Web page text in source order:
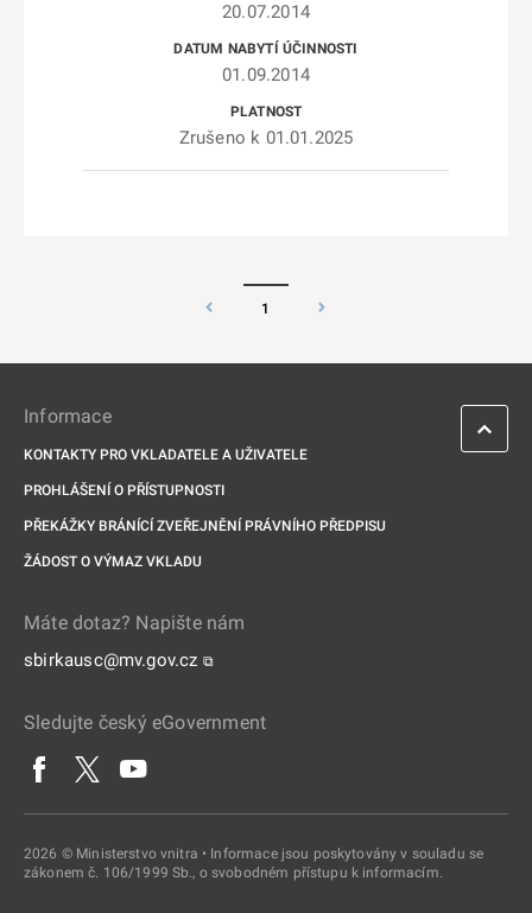
20.07.2014
01.09.2014
Zrušeno k 01.01.2025
1
Informace
KONTAKTY PRO VKLADATELE A UŽIVATELE
PROHLÁŠENÍ O PŘÍSTUPNOSTI
PŘEKÁŽKY BRÁNÍCÍ ZVEŘEJNĚNÍ PRÁVNÍHO PŘEDPISU
ŽÁDOST O VÝMAZ VKLADU
Máte dotaz? Napište nám
sbirkausc@mv.gov.cz ⧉
Sledujte český eGovernment
2026 © Ministerstvo vnitra • Informace jsou poskytovány v souladu se
zákonem č. 106/1999 Sb., o svobodném přístupu k informacím.